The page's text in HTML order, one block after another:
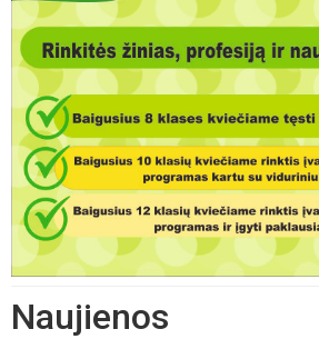
Naujienos